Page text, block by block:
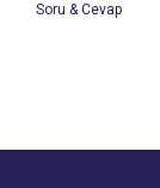
Soru & Cevap